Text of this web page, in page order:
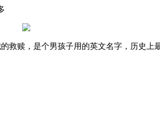
救赎，是个男孩子用的英文名字，历史